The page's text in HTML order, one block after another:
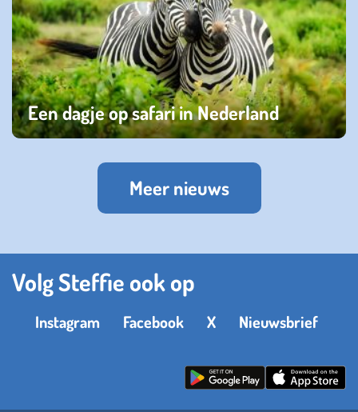
Een dagje op safari in Nederland
Meer nieuws
Volg Steffie ook op
Instagram Facebook X Nieuwsbrief